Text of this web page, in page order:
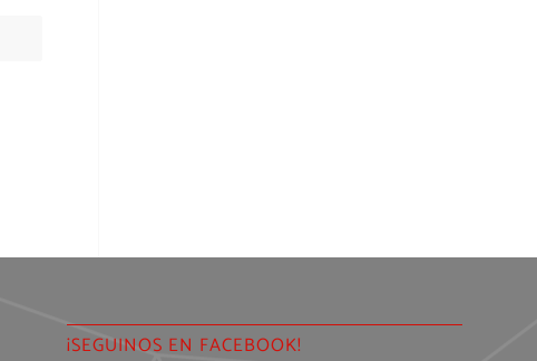
¡SEGUINOS EN FACEBOOK!